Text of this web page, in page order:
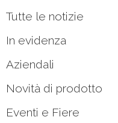
Tutte le notizie
In evidenza
Aziendali
Novità di prodotto
Eventi e Fiere